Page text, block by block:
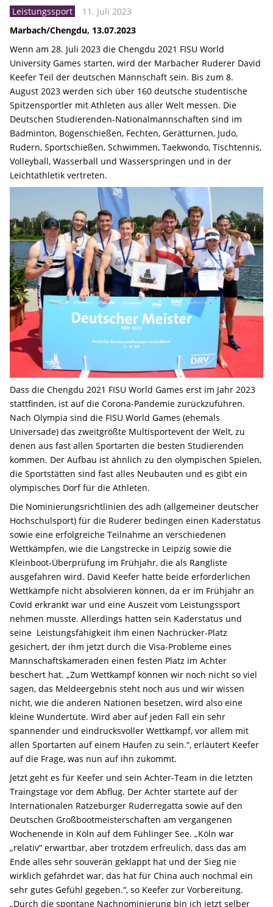
Leistungssport
11. Juli 2023
Marbach/Chengdu, 13.07.2023
Wenn am 28. Juli 2023 die Chengdu 2021 FISU World
University Games starten, wird der Marbacher Ruderer David
Keefer Teil der deutschen Mannschaft sein. Bis zum 8.
August 2023 werden sich über 160 deutsche studentische
Spitzensportler mit Athleten aus aller Welt messen. Die
Deutschen Studierenden-Nationalmannschaften sind im
Badminton, Bogenschießen, Fechten, Gerätturnen, Judo,
Rudern, Sportschießen, Schwimmen, Taekwondo, Tischtennis,
Volleyball, Wasserball und Wasserspringen und in der
Leichtathletik vertreten.
Dass die Chengdu 2021 FISU World Games erst im Jahr 2023
stattfinden, ist auf die Corona-Pandemie zurückzuführen.
Nach Olympia sind die FISU World Games (ehemals
Universade) das zweitgrößte Multisportevent der Welt, zu
denen aus fast allen Sportarten die besten Studierenden
kommen. Der Aufbau ist ähnlich zu den olympischen Spielen,
die Sportstätten sind fast alles Neubauten und es gibt ein
olympisches Dorf für die Athleten.
Die Nominierungsrichtlinien des adh (allgemeiner deutscher
Hochschulsport) für die Ruderer bedingen einen Kaderstatus
sowie eine erfolgreiche Teilnahme an verschiedenen
Wettkämpfen, wie die Langstrecke in Leipzig sowie die
Kleinboot-Überprüfung im Frühjahr, die als Rangliste
ausgefahren wird. David Keefer hatte beide erforderlichen
Wettkämpfe nicht absolvieren können, da er im Frühjahr an
Covid erkrankt war und eine Auszeit vom Leistungssport
nehmen musste. Allerdings hatten sein Kaderstatus und
seine Leistungsfähigkeit ihm einen Nachrücker-Platz
gesichert, der ihm jetzt durch die Visa-Probleme eines
Mannschaftskameraden einen festen Platz im Achter
beschert hat. „Zum Wettkampf können wir noch nicht so viel
sagen, das Meldeergebnis steht noch aus und wir wissen
nicht, wie die anderen Nationen besetzen, wird also eine
kleine Wundertüte. Wird aber auf jeden Fall ein sehr
spannender und eindrucksvoller Wettkampf, vor allem mit
allen Sportarten auf einem Haufen zu sein.“, erläutert Keefer
auf die Frage, was nun auf ihn zukommt.
Jetzt geht es für Keefer und sein Achter-Team in die letzten
Traingstage vor dem Abflug. Der Achter startete auf der
Internationalen Ratzeburger Ruderregatta sowie auf den
Deutschen Großbootmeisterschaften am vergangenen
Wochenende in Köln auf dem Fühlinger See. „Köln war
„relativ“ erwartbar, aber trotzdem erfreulich, dass das am
Ende alles sehr souverän geklappt hat und der Sieg nie
wirklich gefährdet war, das hat für China auch nochmal ein
sehr gutes Gefühl gegeben.“, so Keefer zur Vorbereitung.
„Durch die spontane Nachnominierung bin ich jetzt selber